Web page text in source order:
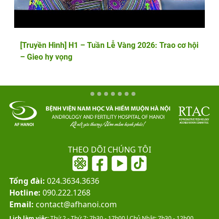
[Truyền Hình] H1 – Tuần Lễ Vàng 2026: Trao cơ hội
– Gieo hy vọng
THEO DÕI CHÚNG TÔI
Tổng đài: 024.3634.3636
Hotline: 090.222.1268
Email: contact@afhanoi.com